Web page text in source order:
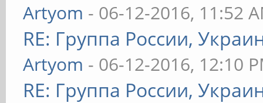
Artyom - 06-12-2016, 11:52
RE: Группа России,
Artyom - 06-12-2016, 12:10
RE: Группа России,